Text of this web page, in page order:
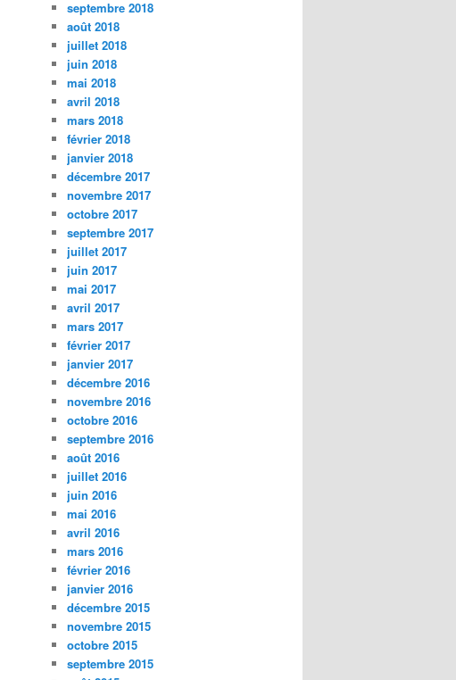
septembre 2018
août 2018
juillet 2018
juin 2018
mai 2018
avril 2018
mars 2018
février 2018
janvier 2018
décembre 2017
novembre 2017
octobre 2017
septembre 2017
juillet 2017
juin 2017
mai 2017
avril 2017
mars 2017
février 2017
janvier 2017
décembre 2016
novembre 2016
octobre 2016
septembre 2016
août 2016
juillet 2016
juin 2016
mai 2016
avril 2016
mars 2016
février 2016
janvier 2016
décembre 2015
novembre 2015
octobre 2015
septembre 2015